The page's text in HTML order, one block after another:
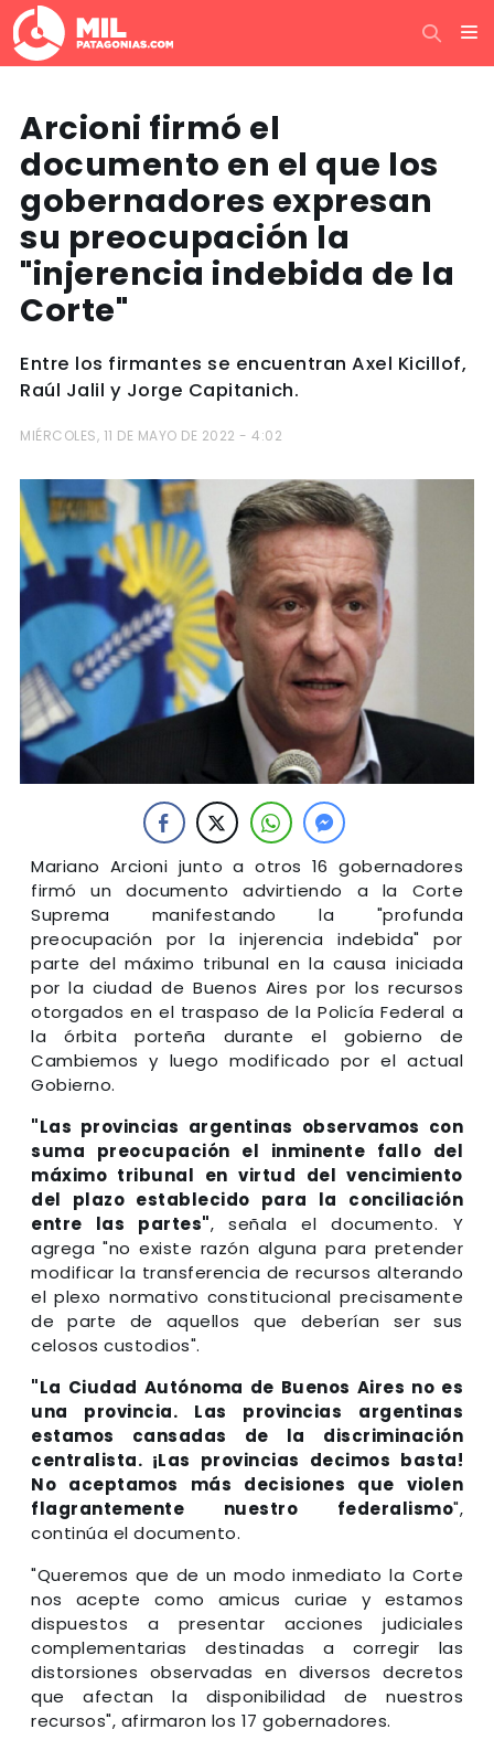
Arcioni firmó el
documento en el que los
gobernadores expresan
su preocupación la
"injerencia indebida de la
Corte"
Entre los firmantes se encuentran Axel Kicillof,
Raúl Jalil y Jorge Capitanich.
MIÉRCOLES, 11 DE MAYO DE 2022 - 4:02
Mariano Arcioni junto a otros 16 gobernadores
firmó un documento advirtiendo a la Corte
Suprema manifestando la "profunda
preocupación por la injerencia indebida" por
parte del máximo tribunal en la causa iniciada
por la ciudad de Buenos Aires por los recursos
otorgados en el traspaso de la Policía Federal a
la órbita porteña durante el gobierno de
Cambiemos y luego modificado por el actual
Gobierno.
"Las provincias argentinas observamos con
suma preocupación el inminente fallo del
máximo tribunal en virtud del vencimiento
del plazo establecido para la conciliación
entre las partes", señala el documento. Y
agrega "no existe razón alguna para pretender
modificar la transferencia de recursos alterando
el plexo normativo constitucional precisamente
de parte de aquellos que deberían ser sus
celosos custodios".
"La Ciudad Autónoma de Buenos Aires no es
una provincia. Las provincias argentinas
estamos cansadas de la discriminación
centralista. ¡Las provincias decimos basta!
No aceptamos más decisiones que violen
flagrantemente nuestro federalismo",
continúa el documento.
"Queremos que de un modo inmediato la Corte
nos acepte como amicus curiae y estamos
dispuestos a presentar acciones judiciales
complementarias destinadas a corregir las
distorsiones observadas en diversos decretos
que afectan la disponibilidad de nuestros
recursos", afirmaron los 17 gobernadores.